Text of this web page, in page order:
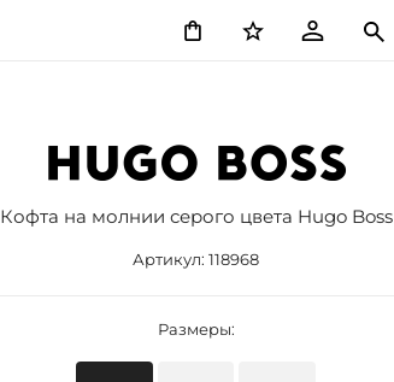
Кофта на молнии серого цвета Hugo Boss
Артикул: 118968
Размеры: